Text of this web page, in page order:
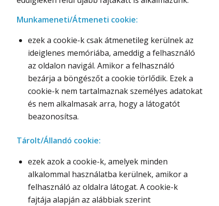
Munkameneti/Átmeneti cookie:
ezek a cookie-k csak átmenetileg kerülnek az
ideiglenes memóriába, ameddig a felhasználó
az oldalon navigál. Amikor a felhasználó
bezárja a böngészőt a cookie törlődik. Ezek a
cookie-k nem tartalmaznak személyes adatokat
és nem alkalmasak arra, hogy a látogatót
beazonosítsa.
Tárolt/Állandó cookie:
ezek azok a cookie-k, amelyek minden
alkalommal használatba kerülnek, amikor a
felhasználó az oldalra látogat. A cookie-k
fajtája alapján az alábbiak szerint